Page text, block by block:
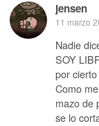
jensen
11 marzo
Nadie
SOY
por
Como
mazo de
se lo